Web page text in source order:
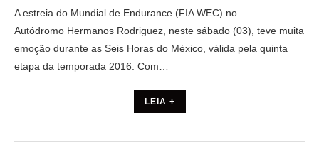
A estreia do Mundial de Endurance (FIA WEC) no
Autódromo Hermanos Rodriguez, neste sábado (03), teve muita
emoção durante as Seis Horas do México, válida pela quinta
etapa da temporada 2016. Com…
LEIA +